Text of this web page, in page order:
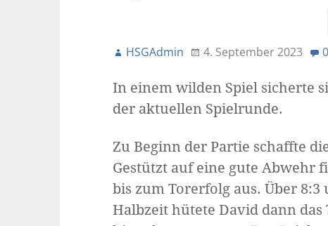
HSGAdmin 4. September 2023 0
In einem wilden Spiel sicherte
der aktuellen Spielrunde.
Zu Beginn der Partie schaffte
Gestützt auf eine gute Abwehr
bis zum Torerfolg aus. Über 8:3
Halbzeit hütete David dann